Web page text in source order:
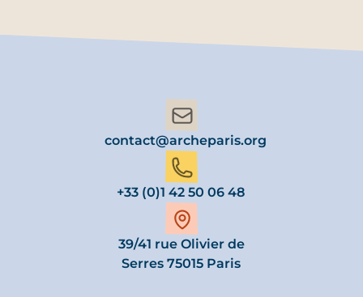
contact@archeparis.org
+33 (0)1 42 50 06 48
39/41 rue Olivier de
Serres 75015 Paris